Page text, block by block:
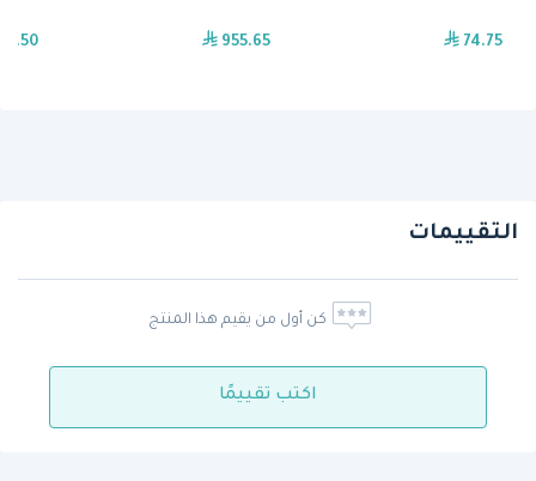
74.75
955.65
التقييمات
كن أول من يقيم هذا المنتج
اكتب تقييمًا